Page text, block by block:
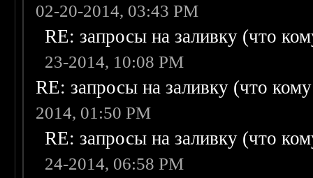
02-20-2014, 03:43 PM
RE: запросы на заливку (что
23-2014, 10:08 PM
RE: запросы на заливку (что
2014, 01:50 PM
RE: запросы на заливку (что
24-2014, 06:58 PM